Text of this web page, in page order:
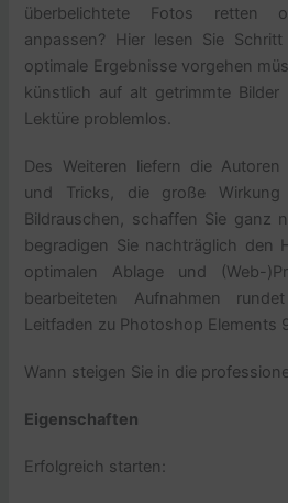
überbelichtete Fotos retten
anpassen? Hier lesen Sie
optimale Ergebnisse vorgehen
künstlich auf alt getrimmte Bilder
Lektüre problemlos.
Des Weiteren liefern die
und Tricks, die große Wirkung
Bildrauschen, schaffen Sie ganz
begradigen Sie nachträglich den
optimalen Ablage und (Web-
bearbeiteten Aufnahmen
Leitfaden zu Photoshop Elements
Wann steigen Sie in die
Eigenschaften
Erfolgreich starten: